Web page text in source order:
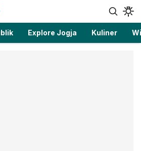
dan Terkini
Explore Jogja Kuliner